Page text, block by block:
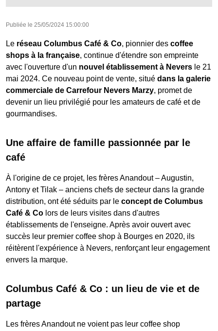
Publiée le 25/05/2024 15:00:00
Le réseau Columbus Café & Co, pionnier des coffee
shops à la française, continue d'étendre son empreinte
avec l'ouverture d'un nouvel établissement à Nevers le 21
mai 2024. Ce nouveau point de vente, situé dans la galerie
commerciale de Carrefour Nevers Marzy, promet de
devenir un lieu privilégié pour les amateurs de café et de
gourmandises.
Une affaire de famille passionnée par le
café
À l'origine de ce projet, les frères Anandout – Augustin,
Antony et Tilak – anciens chefs de secteur dans la grande
distribution, ont été séduits par le concept de Columbus
Café & Co lors de leurs visites dans d'autres
établissements de l'enseigne. Après avoir ouvert avec
succès leur premier coffee shop à Bourges en 2020, ils
réitèrent l'expérience à Nevers, renforçant leur engagement
envers la marque.
Columbus Café & Co : un lieu de vie et de
partage
Les frères Anandout ne voient pas leur coffee shop